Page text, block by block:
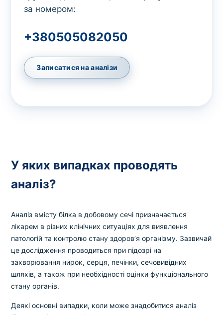
за номером:
+380505082050
Записатися на аналізи
У яких випадках проводять
аналіз?
Аналіз вмісту білка в добовому сечі призначається
лікарем в різних клінічних ситуаціях для виявлення
патологій та контролю стану здоров’я організму. Зазвичай
це дослідження проводиться при підозрі на
захворювання нирок, серця, печінки, сечовивідних
шляхів, а також при необхідності оцінки функціонального
стану органів.
Деякі основні випадки, коли може знадобитися аналіз